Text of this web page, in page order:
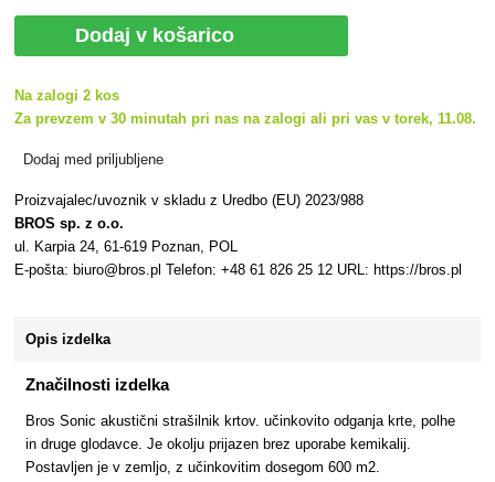
Dodaj v košarico
Na zalogi 2 kos
Za prevzem v 30 minutah pri nas na zalogi ali pri vas v torek, 11.08.
Dodaj med priljubljene
Proizvajalec/uvoznik v skladu z Uredbo (EU) 2023/988
BROS sp. z o.o.
ul. Karpia 24, 61-619 Poznan, POL
E-pošta: biuro@bros.pl Telefon: +48 61 826 25 12 URL: https://bros.pl
Opis izdelka
Značilnosti izdelka
Bros Sonic akustični strašilnik krtov. učinkovito odganja krte, polhe
in druge glodavce. Je okolju prijazen brez uporabe kemikalij.
Postavljen je v zemljo, z učinkovitim dosegom 600 m2.